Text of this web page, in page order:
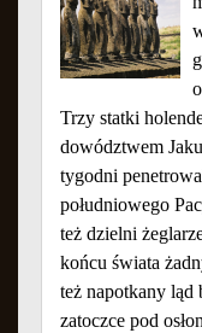
Trzy statki
dowództwem
tygodni
południowego
też dzielni
końcu świata
też napotkany ląd
zatoczce pod